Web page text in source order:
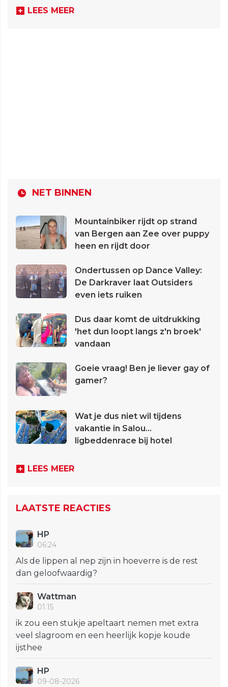
LEES MEER
NET BINNEN
Mountainbiker rijdt op strand
van Bergen aan Zee over puppy
heen en rijdt door
Ondertussen op Dance Valley:
De Darkraver laat Outsiders
even iets ruiken
Dus daar komt de uitdrukking
'het dun loopt langs z'n broek'
vandaan
Goeie vraag! Ben je liever gay of
gamer?
Wat je dus niet wil tijdens
vakantie in Salou...
ligbeddenrace bij hotel
LEES MEER
LAATSTE REACTIES
HP
06:24
Als de lippen al nep zijn in hoeverre is de rest
dan geloofwaardig?
Wattman
01:15
ik zou een stukje apeltaart nemen met extra
veel slagroom en een heerlijk kopje koude
ijsthee
HP
09-08-2026